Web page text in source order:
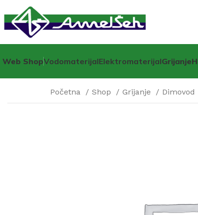
Web ShopVodomaterijalElektromaterijalGrijanje
Početna Shop Grijanje Dimovod